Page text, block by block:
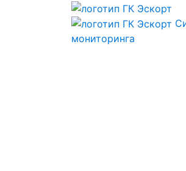
мониторинга